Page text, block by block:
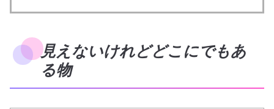
見えないけれどどこにでもあ
る物